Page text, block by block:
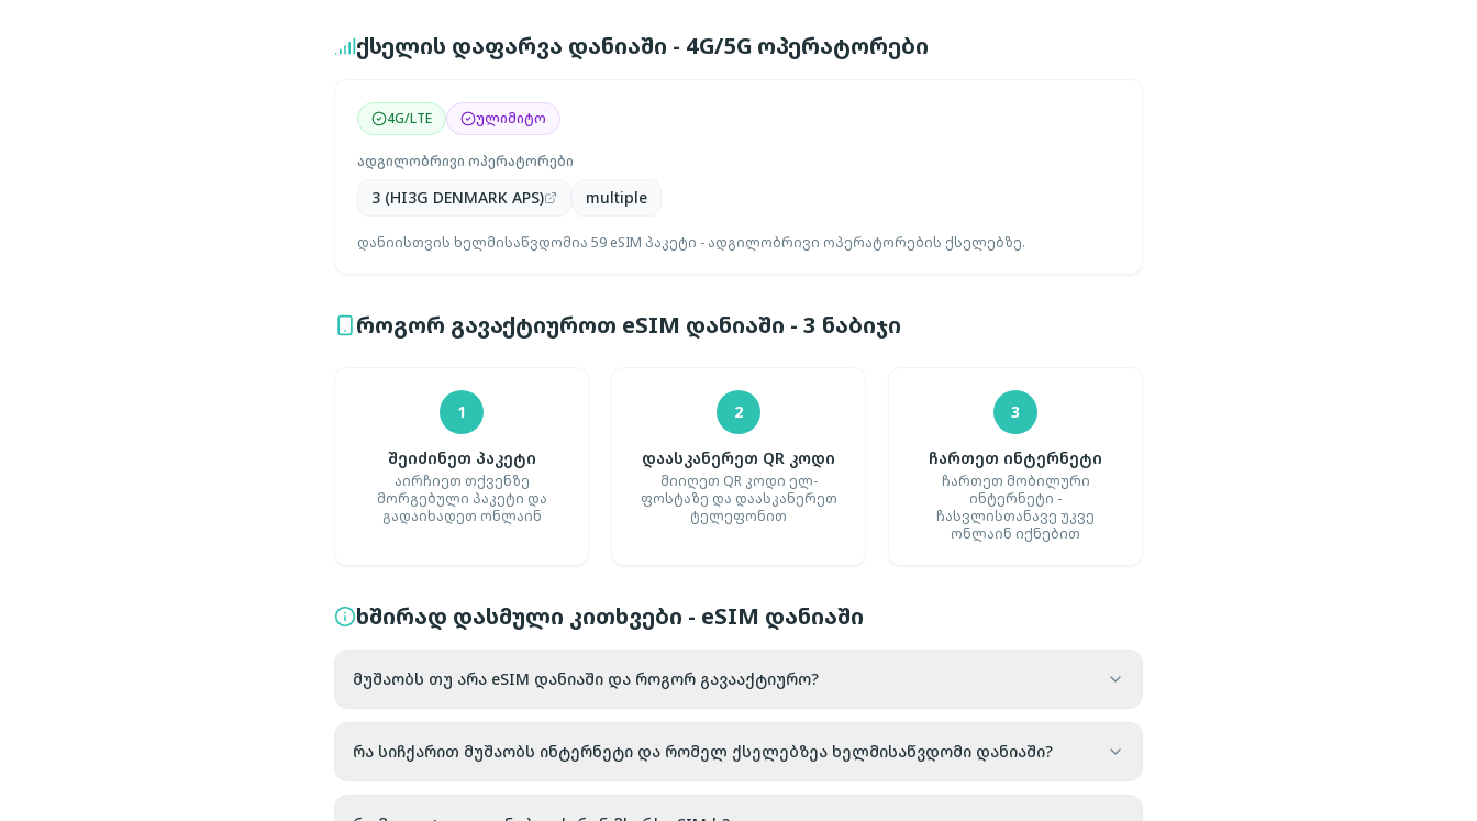
ქსელის დაფარვა დანიაში - 4G/5G ოპერატორები
4G/LTE ულიმიტო
ადგილობრივი ოპერატორები
3 (HI3G DENMARK APS) multiple
დანიისთვის ხელმისაწვდომია 59 eSIM პაკეტი - ადგილობრივი ოპერატორების ქსელებზე.
როგორ გავაქტიუროთ eSIM დანიაში - 3 ნაბიჯი
1
შეიძინეთ პაკეტი
აირჩიეთ თქვენზე
მორგებული პაკეტი და
გადაიხადეთ ონლაინ
2
დაასკანერეთ QR კოდი
მიიღეთ QR კოდი ელ-
ფოსტაზე და დაასკანერეთ
ტელეფონით
3
ჩართეთ ინტერნეტი
ჩართეთ მობილური
ინტერნეტი -
ჩასვლისთანავე უკვე
ონლაინ იქნებით
ხშირად დასმული კითხვები - eSIM დანიაში
მუშაობს თუ არა eSIM დანიაში და როგორ გავააქტიურო?
რა სიჩქარით მუშაობს ინტერნეტი და რომელ ქსელებზეა ხელმისაწვდომი დანიაში?